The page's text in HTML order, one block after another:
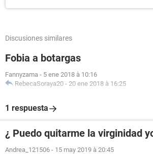
Discusiones similares
Fobia a botargas
Fannyzama - 5 ene 2018 à 10:16
RebecaSoraya20 - 20 ene 2018 à 16:25
1 respuesta
¿ Puedo quitarme la virginidad
Andrea_121506 - 15 may 2019 à 20:45